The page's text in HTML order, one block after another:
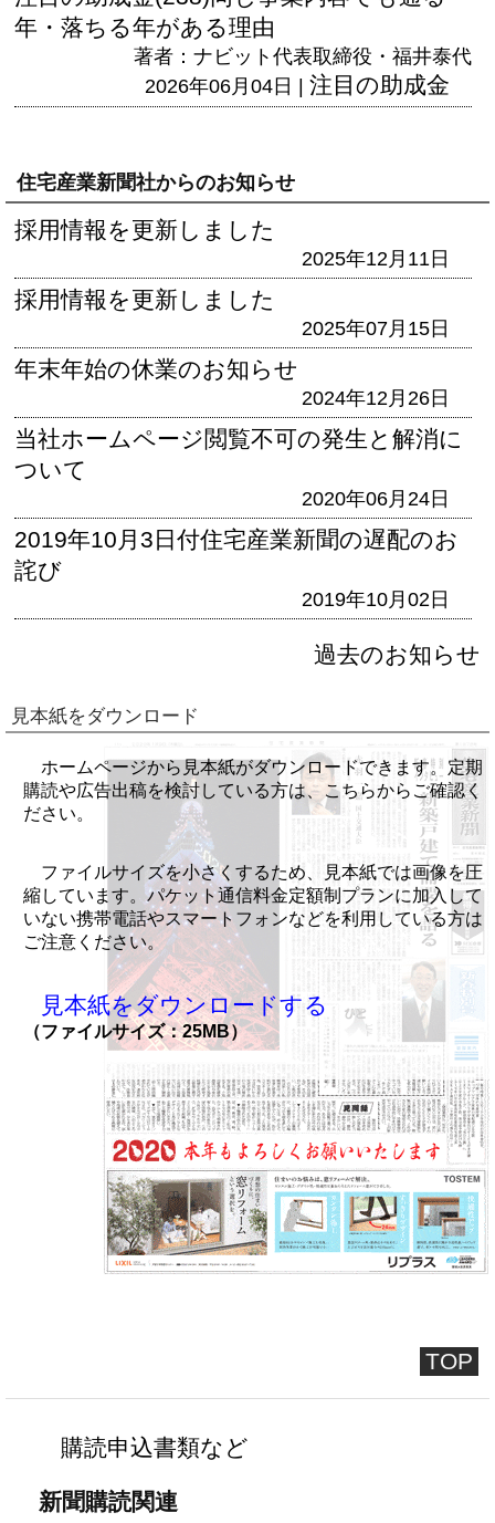
年・落ちる年がある理由
著者：ナビット代表取締役・福井泰代
2026年06月04日 | 注目の助成金
住宅産業新聞社からのお知らせ
採用情報を更新しました
2025年12月11日
採用情報を更新しました
2025年07月15日
年末年始の休業のお知らせ
2024年12月26日
当社ホームページ閲覧不可の発生と解消に
ついて
2020年06月24日
2019年10月3日付住宅産業新聞の遅配のお
詫び
2019年10月02日
過去のお知らせ
見本紙をダウンロード
ホームページから見本紙がダウンロードできます。定期
購読や広告出稿を検討している方は、こちらからご確認く
ださい。
ファイルサイズを小さくするため、見本紙では画像を圧
縮しています。パケット通信料金定額制プランに加入して
いない携帯電話やスマートフォンなどを利用している方は
ご注意ください。
見本紙をダウンロードする
（ファイルサイズ：25MB）
TOP
購読申込書類など
新聞購読関連